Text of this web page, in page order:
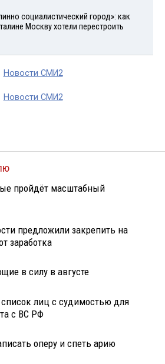
социалистический город»: как
Москву хотели перестроить
Новости СМИ2
Новости СМИ2
пройдёт масштабный
предложили закрепить на
заработка
в силу в августе
лиц с судимостью для
с ВС РФ
оперу и спеть арию